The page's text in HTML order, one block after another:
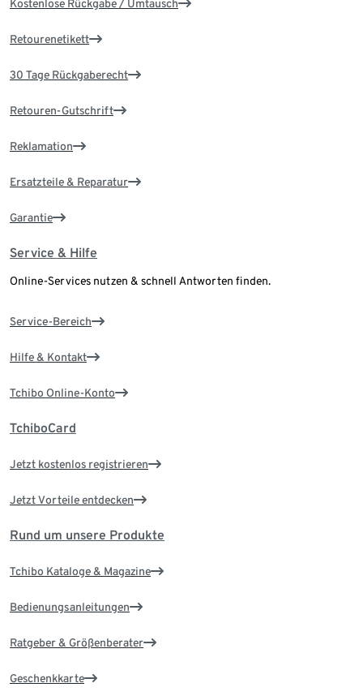
Kostenlose Rückgabe / Umtausch
Retourenetikett
30 Tage Rückgaberecht
Retouren-Gutschrift
Reklamation
Ersatzteile & Reparatur
Garantie
Service & Hilfe
Online-Services nutzen & schnell Antworten finden.
Service-Bereich
Hilfe & Kontakt
Tchibo Online-Konto
TchiboCard
Jetzt kostenlos registrieren
Jetzt Vorteile entdecken
Rund um unsere Produkte
Tchibo Kataloge & Magazine
Bedienungsanleitungen
Ratgeber & Größenberater
Geschenkkarte